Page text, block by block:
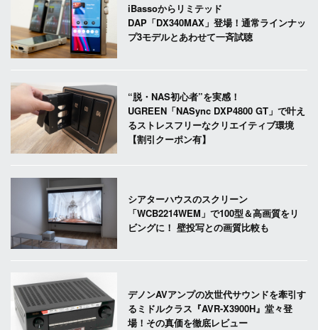
iBassoからリミテッド
DAP「DX340MAX」登場！通常ラインナッ
プ3モデルとあわせて一斉試聴
“脱・NAS初心者”を実感！
UGREEN「NASync DXP4800 GT」で叶え
るストレスフリーなクリエイティブ環境
【割引クーポン有】
シアターハウスのスクリーン
「WCB2214WEM」で100型＆高画質をリ
ビングに！ 壁投写との画質比較も
デノンAVアンプの次世代サウンドを牽引す
るミドルクラス『AVR-X3900H』堂々登
場！その真価を徹底レビュー